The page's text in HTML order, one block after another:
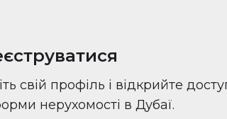
свій профіль і відкрийте
нерухомості в Дубаї.